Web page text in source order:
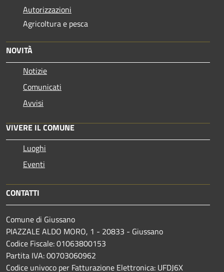
Autorizzazioni
Agricoltura e pesca
NOVITÀ
Notizie
Comunicati
Avvisi
VIVERE IL COMUNE
Luoghi
Eventi
CONTATTI
Comune di Giussano
PIAZZALE ALDO MORO, 1 - 20833 - Giussano
Codice Fiscale: 01063800153
Partita IVA: 00703060962
Codice univoco per Fatturazione Elettronica: UFDJ6X